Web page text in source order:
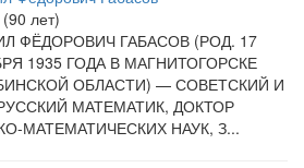
лет)
ФЁДОРОВИЧ ГАБАСОВ (РОД. 17
1935 ГОДА В МАГНИТОГОРСКЕ
ОБЛАСТИ) — СОВЕТСКИЙ И
МАТЕМАТИК, ДОКТОР
МАТЕМАТИЧЕСКИХ НАУК, З...